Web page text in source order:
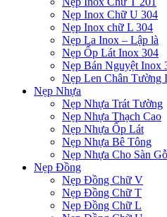
Nẹp Inox Chữ U 304
Nẹp Inox chữ L 304
Nẹp La Inox – Lập là
Nẹp Ốp Lát Inox 304
Nẹp Bán Nguyệt Inox
Nẹp Len Chân Tường
Nẹp Nhựa
Nẹp Nhựa Trát Tường
Nẹp Nhựa Thạch Cao
Nẹp Nhựa Ốp Lát
Nẹp Nhựa Bê Tông
Nẹp Nhựa Cho Sàn
Nẹp Đồng
Nẹp Đồng Chữ V
Nẹp Đồng Chữ T
Nẹp Đồng Chữ L